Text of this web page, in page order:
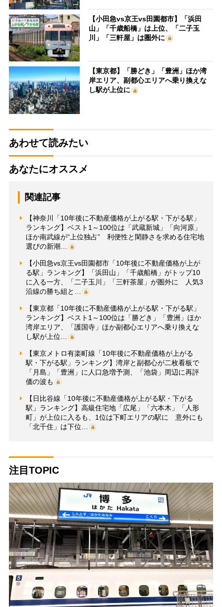
【小田急vs京王vs田園都市】「浜田
山」「千歳船橋」は上位、「二子玉
川」「三軒屋」は圏外に
【東京都】「勝どき」「豊洲」ほか湾
岸エリア、副都心エリアへ乗り換えな
し駅が上位に
あわせて読みたい
あなたにオススメ
関連記事
【神奈川「10年後に不動産価格が上がる駅・下がる駅」
ランキング】ベスト1～100位は「武蔵新城」「向河原」
ほか南武線が“上位独占” 利便性と閑静さを求める住宅地
選びの新潮…
【小田急vs京王vs田園都市「10年後に不動産価格が上が
る駅」ランキング】「浜田山」「千歳船橋」がトップ10
に入る一方、「二子玉川」「三軒茶屋」が圏外に 人気3
沿線の勝ち組と…
【東京都「10年後に不動産価格が上がる駅・下がる駅」
ランキング】ベスト1～100位は「勝どき」「豊洲」ほか
湾岸エリア、「護国寺」ほか副都心エリアへ乗り換えな
し駅が上位…
【東京メトロ有楽町線「10年後に不動産価格が上がる
駅・下がる駅」ランキング】湾岸と副都心が二枚看板で
「月島」「豊洲」に人口急増予測、「池袋」周辺に再評
価の波も
【日比谷線「10年後に不動産価格が上がる駅・下がる
駅」ランキング】高級住宅地「広尾」「六本木」「人形
町」が上位に入るも、1位は下町エリアの駅に 意外にも
「北千住」は下位…
注目TOPIC